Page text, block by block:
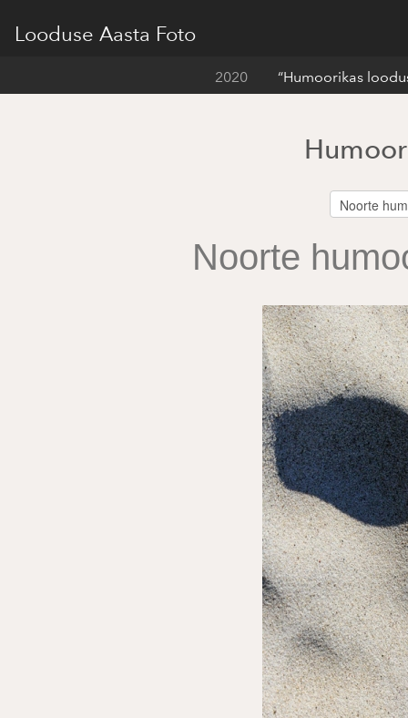
Looduse Aasta Foto
2020 “Humoorikas
Noorte